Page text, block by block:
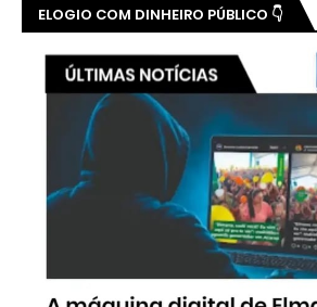
ELOGIO COM DINHEIRO PÚBLICO 👇